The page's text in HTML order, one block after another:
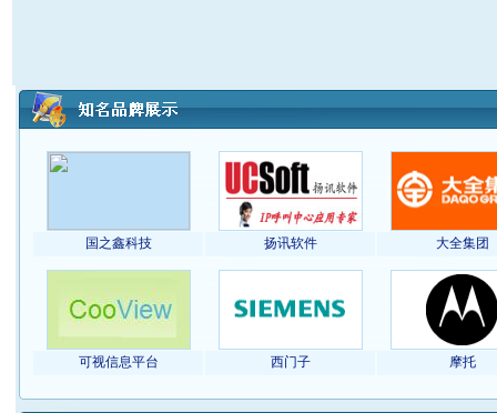
国之鑫科技 扬讯软件 大全集团
可视信息平台 西门子 摩托